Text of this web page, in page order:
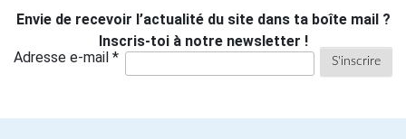
Envie de recevoir l’actualité du site dans ta boîte mail ?
Inscris-toi à notre newsletter !
Adresse e-mail *